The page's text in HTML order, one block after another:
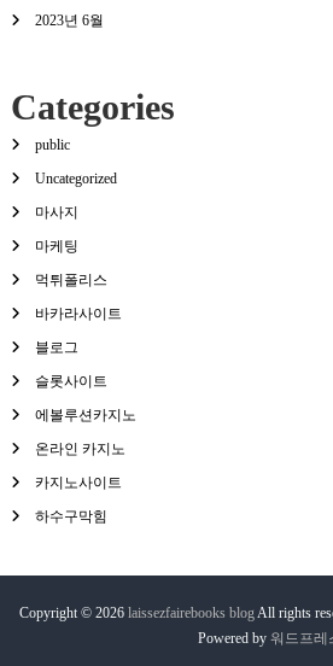
2023년 6월
Categories
public
Uncategorized
마사지
마케팅
먹튀폴리스
바카라사이트
블로그
슬롯사이트
에볼루션카지노
온라인 카지노
카지노사이트
하수구막힘
Copyright © 2026 laissezfairebooks blogAll rights
Powered by 워드프레